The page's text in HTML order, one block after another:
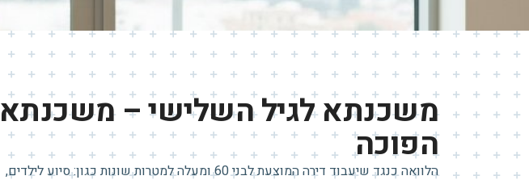
משכנתא לגיל השלישי – משכנתא
הפוכה
הלוואה כנגד שיעבוד דירה המוצעת לבני 60 ומעלה למטרות שונות כגון: סיוע לילדים,